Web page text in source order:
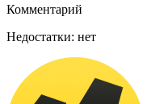
Комментарий
Недостатки: нет